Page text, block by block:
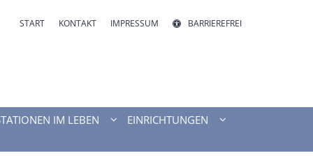
START KONTAKT IMPRESSUM BARRIEREFREI
IM LEBEN
EINRICHTUNGEN